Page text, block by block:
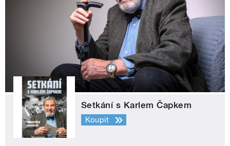
Setkání s Karlem Čapkem
Koupit